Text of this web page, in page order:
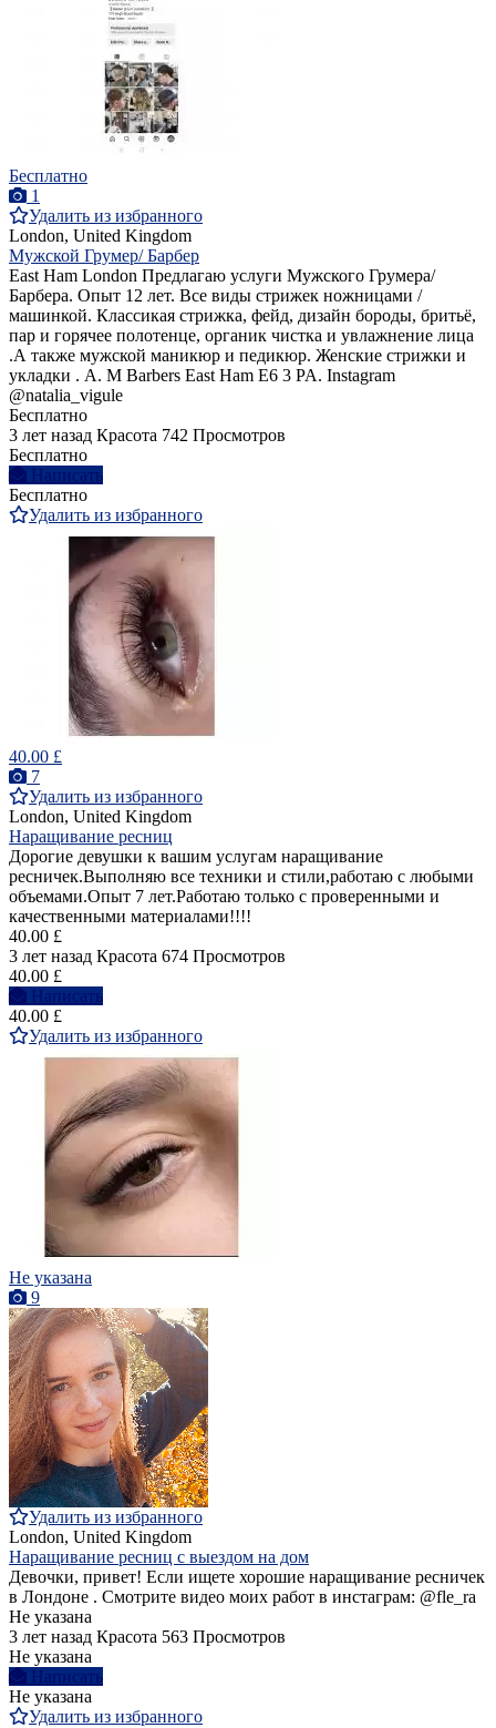
Бесплатно
1
Удалить из избранного
London, United Kingdom
Мужской Грумер/ Барбер
East Ham London Предлагаю услуги Мужского Грумера/
Барбера. Опыт 12 лет. Все виды стрижек ножницами /
машинкой. Классикая стрижка, фейд, дизайн бороды, бритьё,
пар и горячее полотенце, органик чистка и увлажнение лица
.А также мужской маникюр и педикюр. Женские стрижки и
укладки . A. M Barbers East Ham E6 3 PA. Instagram
@natalia_vigule
Бесплатно
3 лет назад Красота 742 Просмотров
Бесплатно
Написать
Бесплатно
Удалить из избранного
40.00 £
7
Удалить из избранного
London, United Kingdom
Наращивание ресниц
Дорогие девушки к вашим услугам наращивание
ресничек.Выполняю все техники и стили,работаю с любыми
объемами.Опыт 7 лет.Работаю только с проверенными и
качественными материалами!!!!
40.00 £
3 лет назад Красота 674 Просмотров
40.00 £
Написать
40.00 £
Удалить из избранного
Не указана
9
Удалить из избранного
London, United Kingdom
Наращивание ресниц с выездом на дом
Девочки, привет! Если ищете хорошие наращивание ресничек
в Лондоне . Смотрите видео моих работ в инстаграм: @fle_ra
Не указана
3 лет назад Красота 563 Просмотров
Не указана
Написать
Не указана
Удалить из избранного